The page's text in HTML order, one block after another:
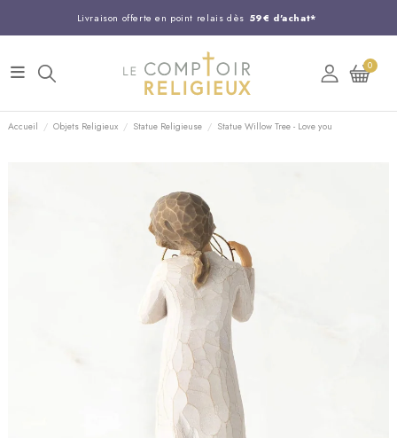
Livraison offerte en point relais dès 59€ d'achat*
Entreprise Française familiale
Support client disponible au 03 20 24 74 15
Commandez avant 14H, expédition le jour même !
0
Accueil Objets Religieux Statue Religieuse Statue Willow Tree - Love you